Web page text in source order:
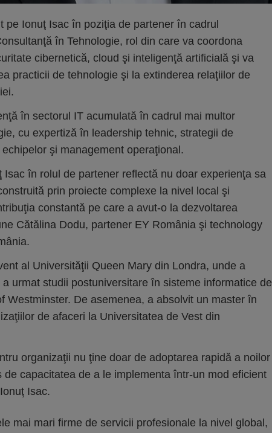
pe Ionuţ Isac în poziţia de partener în cadrul
în Tehnologie, rol din care va coordona
cibernetică, cloud şi inteligenţă artificială şi va
practicii de tehnologie şi la extinderea relaţiilor de
în sectorul IT acumulată în cadrul mai multor
cu expertiză în leadership tehnic, strategii de
şi management operaţional.
Isac în rolul de partener reflectă nu doar experienţa sa
prin proiecte complexe la nivel local şi
constantă pe care a avut-o la dezvoltarea
Cătălina Dodu, partener EY România şi technology
al Universităţii Queen Mary din Londra, unde a
urmat studii postuniversitare în sisteme informatice de
Westminster. De asemenea, a absolvit un master în
de afaceri la Universitatea de Vest din
organizaţii nu ţine doar de adoptarea rapidă a noilor
de capacitatea de a le implementa într-un mod eficient
Isac.
mai mari firme de servicii profesionale la nivel global,